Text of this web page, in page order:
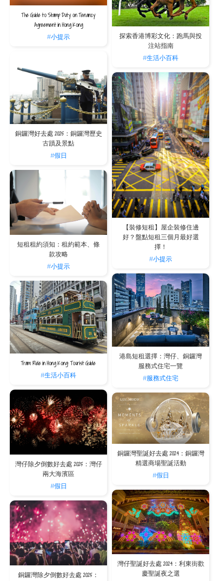
探索香港博彩文化：跑馬與投
注站指南
#生活小百科
The Guide to Stamp Duty on Tenancy
Agreement in Hong Kong
#小提示
銅鑼灣好去處 2025：銅鑼灣歷史
古蹟及景點
#假日
【裝修短租】屋企裝修住邊
好？盤點短租三個月最好選
擇！
#小提示
短租租約須知：租約範本、條
款攻略
#小提示
港島短租選擇：灣仔、銅鑼灣
服務式住宅一覽
#服務式住宅
Tram Ride in Hong Kong: Tourist Guide
#生活小百科
灣仔除夕倒數好去處 2025：灣仔
兩大海濱區
#假日
銅鑼灣聖誕好去處 2024：銅鑼灣
精選商場聖誕活動
#假日
灣仔聖誕好去處 2024：利東街歡
慶聖誕夜之選
銅鑼灣除夕倒數好去處 2025：